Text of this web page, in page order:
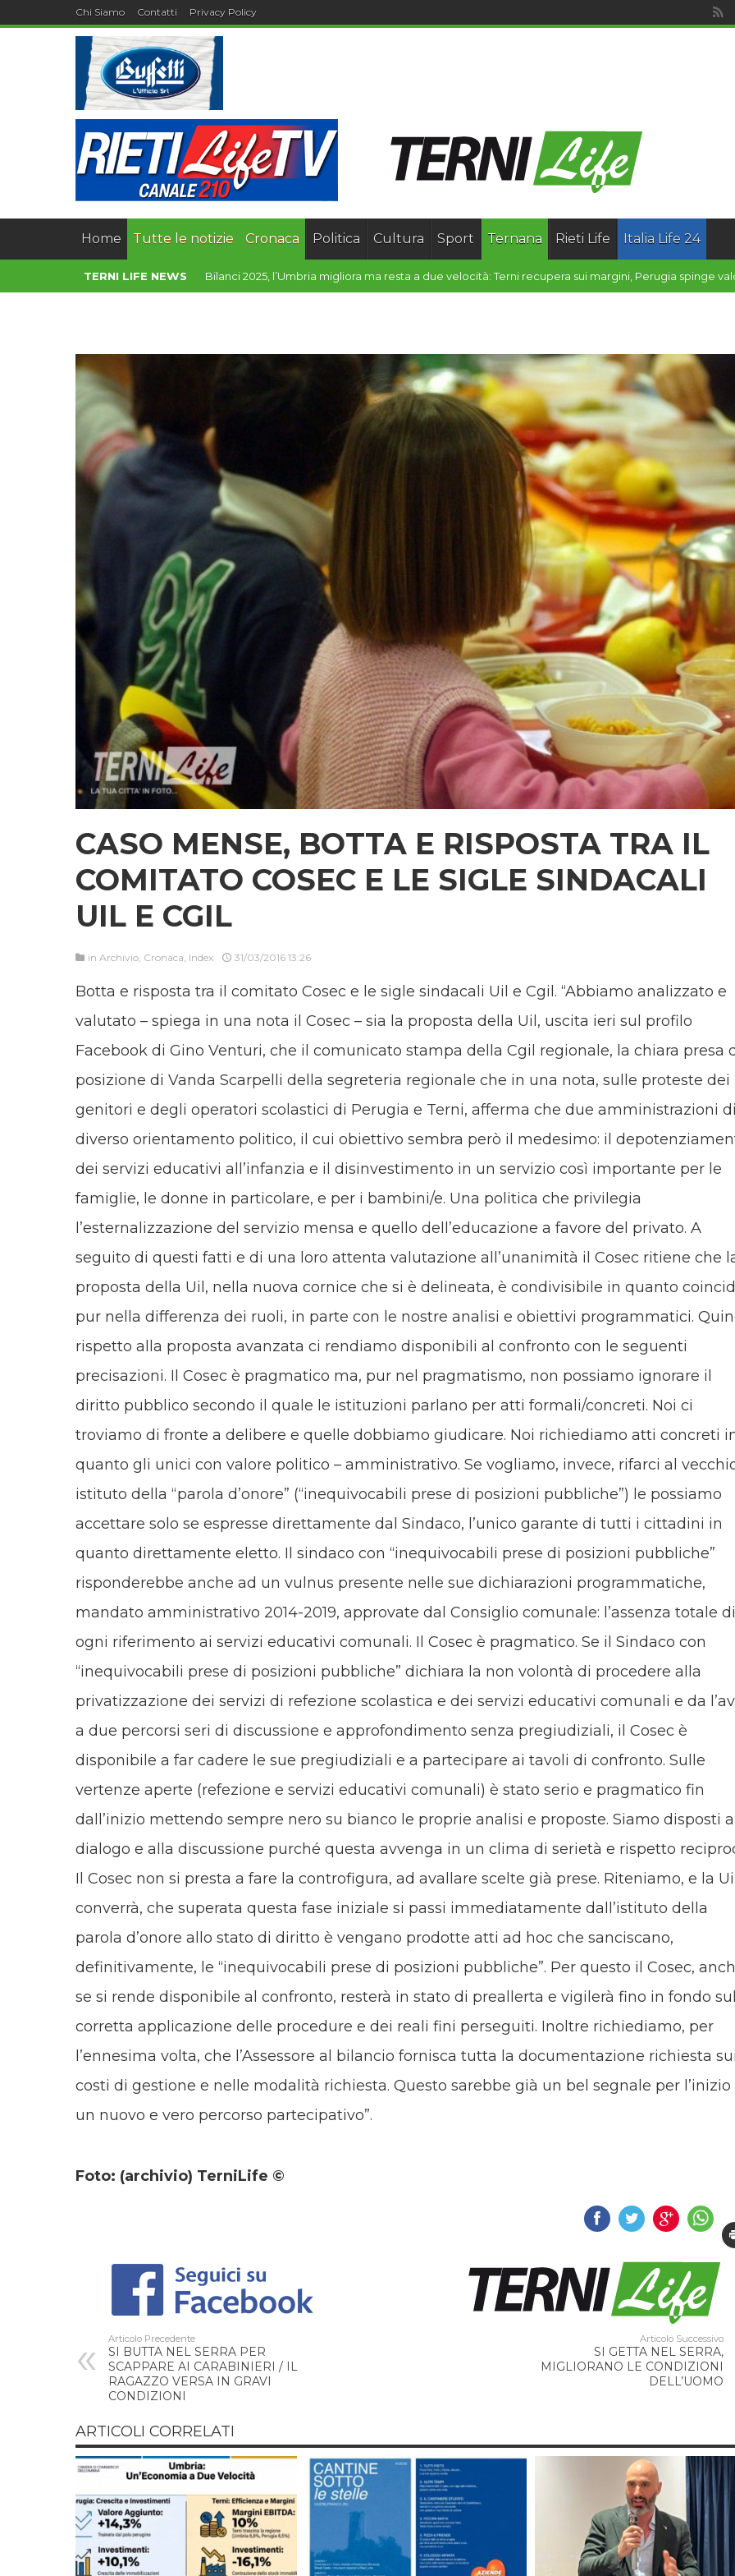
Chi Siamo Contatti Privacy Policy
Home Tutte le notizie Cronaca Politica Cultura Sport Ternana Rieti Life Italia Life 24
TERNI LIFE NEWS Torna “Cantine sotto
CASO MENSE, BOTTA E RISPOSTA TRA IL
COMITATO COSEC E LE SIGLE SINDACALI
UIL E CGIL
in Archivio Cronaca Index 31/03/2016 13:26
Botta e risposta tra il comitato Cosec e le sigle sindacali Uil e Cgil. “Abbiamo analizzato e
valutato – spiega in una nota il Cosec – sia la proposta della Uil, uscita ieri sul profilo
Facebook di Gino Venturi, che il comunicato stampa della Cgil regionale, la chiara presa
posizione di Vanda Scarpelli della segreteria regionale che in una nota, sulle proteste dei
genitori e degli operatori scolastici di Perugia e Terni, afferma che due amministrazioni
diverso orientamento politico, il cui obiettivo sembra però il medesimo: il
dei servizi educativi all’infanzia e il disinvestimento in un servizio così importante per le
famiglie, le donne in particolare, e per i bambini/e. Una politica che privilegia
l’esternalizzazione del servizio mensa e quello dell’educazione a favore del privato. A
seguito di questi fatti e di una loro attenta valutazione all’unanimità il Cosec ritiene che
proposta della Uil, nella nuova cornice che si è delineata, è condivisibile in quanto
pur nella differenza dei ruoli, in parte con le nostre analisi e obiettivi programmatici.
rispetto alla proposta avanzata ci rendiamo disponibili al confronto con le seguenti
precisazioni. Il Cosec è pragmatico ma, pur nel pragmatismo, non possiamo ignorare il
diritto pubblico secondo il quale le istituzioni parlano per atti formali/concreti. Noi ci
troviamo di fronte a delibere e quelle dobbiamo giudicare. Noi richiediamo atti concreti
quanto gli unici con valore politico – amministrativo. Se vogliamo, invece, rifarci al
istituto della “parola d’onore” (“inequivocabili prese di posizioni pubbliche”) le possiamo
accettare solo se espresse direttamente dal Sindaco, l’unico garante di tutti i cittadini in
quanto direttamente eletto. Il sindaco con “inequivocabili prese di posizioni pubbliche”
risponderebbe anche ad un vulnus presente nelle sue dichiarazioni programmatiche,
mandato amministrativo 2014-2019, approvate dal Consiglio comunale: l’assenza totale di
ogni riferimento ai servizi educativi comunali. Il Cosec è pragmatico. Se il Sindaco con
“inequivocabili prese di posizioni pubbliche” dichiara la non volontà di procedere alla
privatizzazione dei servizi di refezione scolastica e dei servizi educativi comunali e da
a due percorsi seri di discussione e approfondimento senza pregiudiziali, il Cosec è
disponibile a far cadere le sue pregiudiziali e a partecipare ai tavoli di confronto. Sulle
vertenze aperte (refezione e servizi educativi comunali) è stato serio e pragmatico fin
dall’inizio mettendo sempre nero su bianco le proprie analisi e proposte. Siamo disposti
dialogo e alla discussione purché questa avvenga in un clima di serietà e rispetto
Il Cosec non si presta a fare la controfigura, ad avallare scelte già prese. Riteniamo, e la
converrà, che superata questa fase iniziale si passi immediatamente dall’istituto della
parola d’onore allo stato di diritto è vengano prodotte atti ad hoc che sanciscano,
definitivamente, le “inequivocabili prese di posizioni pubbliche”. Per questo il Cosec,
se si rende disponibile al confronto, resterà in stato di preallerta e vigilerà fino in fondo
corretta applicazione delle procedure e dei reali fini perseguiti. Inoltre richiediamo, per
l’ennesima volta, che l’Assessore al bilancio fornisca tutta la documentazione richiesta
costi di gestione e nelle modalità richiesta. Questo sarebbe già un bel segnale per l’inizio
un nuovo e vero percorso partecipativo”.
Foto: (archivio) TerniLife ©
Articolo Precedente
SI BUTTA NEL SERRA PER
SCAPPARE AI CARABINIERI / IL
RAGAZZO VERSA IN GRAVI
CONDIZIONI
Articolo Successivo
SI GETTA NEL SERRA,
MIGLIORANO LE CONDIZIONI
DELL’UOMO
ARTICOLI CORRELATI